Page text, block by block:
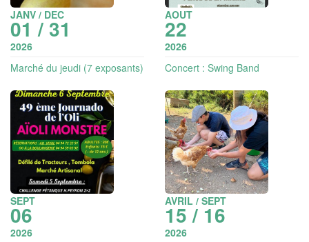
JANV / DEC
01 / 31
2026
Marché du jeudi (7 exposants)
AOUT
22
2026
Concert : Swing Band
SEPT
06
2026
AVRIL / SEPT
15 / 16
2026